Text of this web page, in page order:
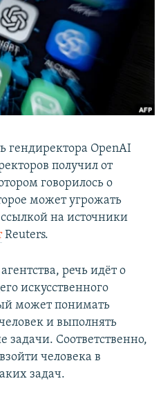
гендиректора OpenAI
получил от
говорилось о
может угрожать
ссылкой на источники
Reuters.
речь идёт о
искусственного
может понимать
и выполнять
задачи. Соответственно,
человека в
задач.